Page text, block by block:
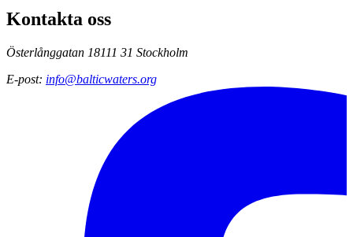
Kontakta oss
Österlånggatan 18111 31 Stockholm
E-post: info@balticwaters.org